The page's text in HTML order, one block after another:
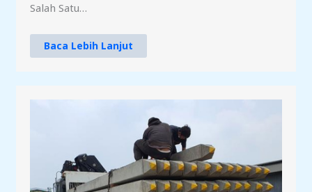
Salah Satu…
Baca Lebih Lanjut